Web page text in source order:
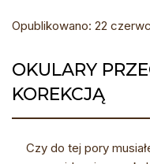
Opublikowano: 22
OKULARY
KOREKCJĄ
Czy do tej pory